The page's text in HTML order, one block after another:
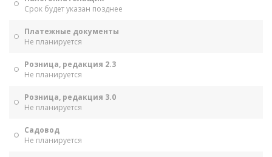
Срок будет указан позднее
Платежные документы
Не планируется
Розница, редакция 2.3
Не планируется
Розница, редакция 3.0
Не планируется
Садовод
Не планируется